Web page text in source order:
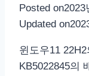
Posted on2023
Updated on
윈도우11
KB5022845의